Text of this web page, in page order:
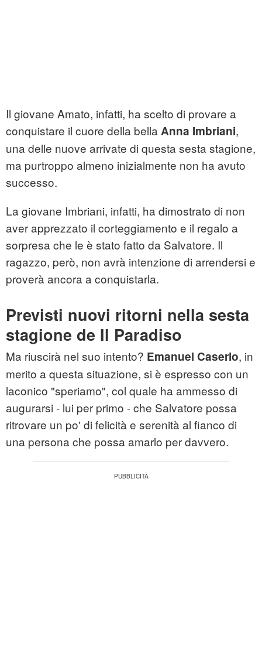
Il giovane Amato, infatti, ha scelto di provare a
conquistare il cuore della bella Anna Imbriani,
una delle nuove arrivate di questa sesta stagione,
ma purtroppo almeno inizialmente non ha avuto
successo.
La giovane Imbriani, infatti, ha dimostrato di non
aver apprezzato il corteggiamento e il regalo a
sorpresa che le è stato fatto da Salvatore. Il
ragazzo, però, non avrà intenzione di arrendersi e
proverà ancora a conquistarla.
Previsti nuovi ritorni nella sesta
stagione de Il Paradiso
Ma riuscirà nel suo intento? Emanuel Caserio, in
merito a questa situazione, si è espresso con un
laconico "speriamo", col quale ha ammesso di
augurarsi - lui per primo - che Salvatore possa
ritrovare un po' di felicità e serenità al fianco di
una persona che possa amarlo per davvero.